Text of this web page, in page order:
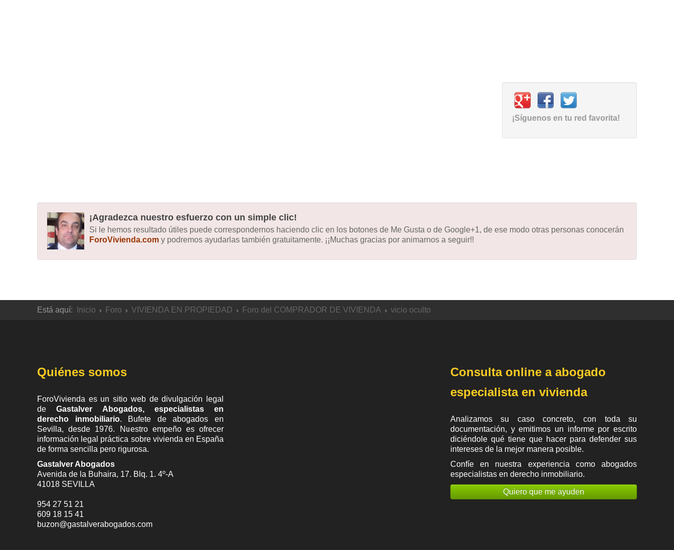
¡Síguenos en tu red favorita!
¡Agradezca nuestro esfuerzo con un simple clic!
Si le hemos resultado útiles puede correspondernos haciendo clic en los botones de Me Gusta o de Google+1, de ese modo otras personas conocerán
ForoVivienda.com y podremos ayudarlas también gratuitamente. ¡¡Muchas gracias por animarnos a seguir!!
Está aquí: Inicio Foro VIVIENDA EN PROPIEDAD Foro del COMPRADOR DE VIVIENDA vicio oculto
Quiénes somos
ForoVivienda es un sitio web de divulgación legal
deGastalver Abogados, especialistas en
derecho inmobiliario. Bufete deabogados en
Sevilla, desde 1976. Nuestro empeño es ofrecer
información legal práctica sobre vivienda en España
de forma sencilla pero rigurosa.
Gastalver Abogados
Avenida de la Buhaira, 17. Blq. 1. 4º-A
41018 SEVILLA
954 27 51 21
609 18 15 41
buzon@gastalverabogados.com
Consulta online a abogado
especialista en vivienda
Analizamos su caso concreto, con toda su
documentación, y emitimos un informe por escrito
diciéndole qué tiene que hacer para defender sus
intereses de la mejor manera posible.
Confíe en nuestra experiencia como abogados
especialistas en derecho inmobiliario.
Quiero que me ayuden